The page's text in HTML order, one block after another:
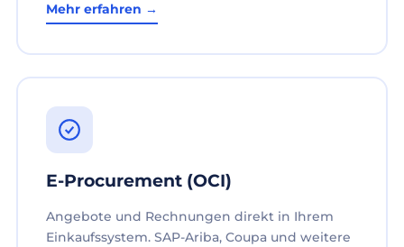
Mehr erfahren →
E-Procurement (OCI)
Angebote und Rechnungen direkt in Ihrem
Einkaufssystem. SAP-Ariba, Coupa und weitere